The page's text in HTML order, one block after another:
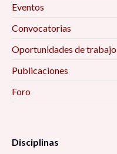
Eventos
Convocatorias
Oportunidades de trabajo
Publicaciones
Foro
Disciplinas